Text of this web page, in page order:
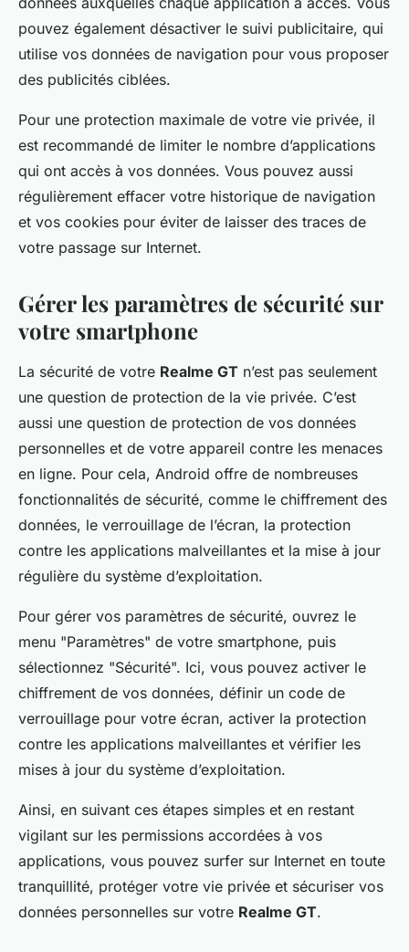
pouvez également désactiver le suivi publicitaire, qui
utilise vos données de navigation pour vous proposer
des publicités ciblées.
Pour une protection maximale de votre vie privée, il
est recommandé de limiter le nombre d’applications
qui ont accès à vos données. Vous pouvez aussi
régulièrement effacer votre historique de navigation
et vos cookies pour éviter de laisser des traces de
votre passage sur Internet.
Gérer les paramètres de sécurité sur
votre smartphone
La sécurité de votre Realme GT n’est pas seulement
une question de protection de la vie privée. C’est
aussi une question de protection de vos données
personnelles et de votre appareil contre les menaces
en ligne. Pour cela, Android offre de nombreuses
fonctionnalités de sécurité, comme le chiffrement des
données, le verrouillage de l’écran, la protection
contre les applications malveillantes et la mise à jour
régulière du système d’exploitation.
Pour gérer vos paramètres de sécurité, ouvrez le
menu "Paramètres" de votre smartphone, puis
sélectionnez "Sécurité". Ici, vous pouvez activer le
chiffrement de vos données, définir un code de
verrouillage pour votre écran, activer la protection
contre les applications malveillantes et vérifier les
mises à jour du système d’exploitation.
Ainsi, en suivant ces étapes simples et en restant
vigilant sur les permissions accordées à vos
applications, vous pouvez surfer sur Internet en toute
tranquillité, protéger votre vie privée et sécuriser vos
données personnelles sur votre Realme GT.